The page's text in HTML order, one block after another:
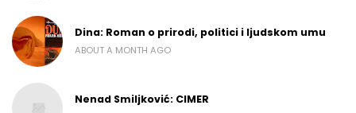
Dina: Roman o prirodi, politici i ljudskom umu
ABOUT A MONTH AGO
Nenad Smiljković: CIMER